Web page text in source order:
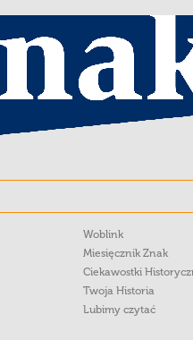
Woblink
Miesięcznik Znak
Ciekawostki
Twoja Historia
Lubimy czytać